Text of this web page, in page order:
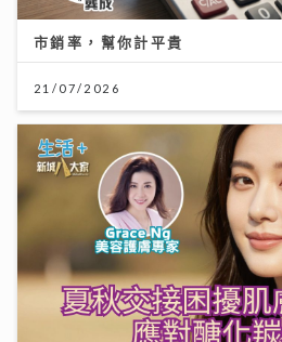
市銷率，幫你計平貴
21/07/2026